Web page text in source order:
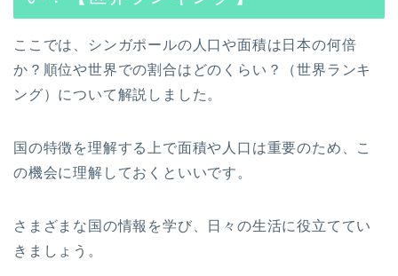
ここでは、シンガポールの人口や面積は日本の何倍
か？順位や世界での割合はどのくらい？（世界ランキ
ング）について解説しました。
国の特徴を理解する上で面積や人口は重要のため、こ
の機会に理解しておくといいです。
さまざまな国の情報を学び、日々の生活に役立ててい
きましょう。